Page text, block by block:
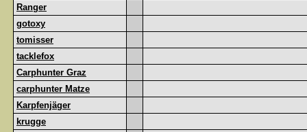
Ranger
gotoxy
tomisser
tacklefox
Carphunter Graz
carphunter Matze
Karpfenjäger
krugge